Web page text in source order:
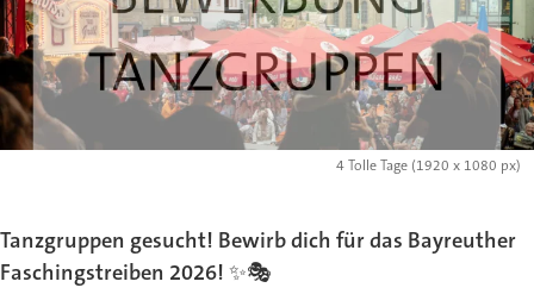
4 Tolle Tage (1920 x 1080 px)
Tanzgruppen gesucht! Bewirb dich für das Bayreuther
Faschingstreiben 2026! ✨🎭